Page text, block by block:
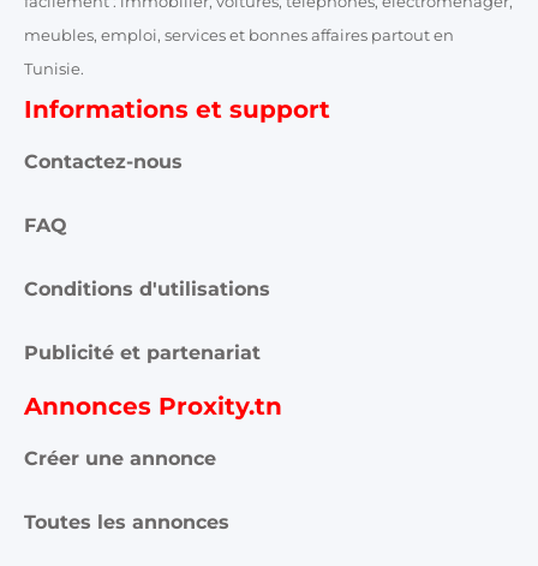
meubles, emploi, services et bonnes affaires partout en
Tunisie.
Informations et support
Contactez-nous
FAQ
Conditions d'utilisations
Publicité et partenariat
Annonces Proxity.tn
Créer une annonce
Toutes les annonces